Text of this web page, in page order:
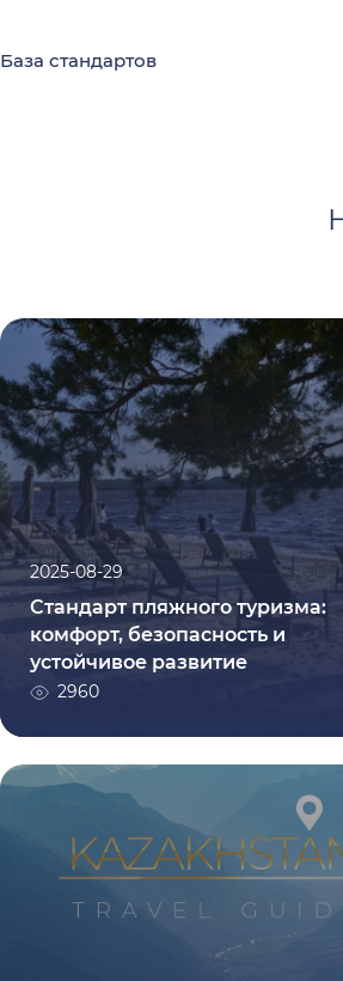
База стандартов
2025-08-29
Стандарт пляжного туризма:
комфорт, безопасность и
устойчивое развитие
2960
Стандарт пляжного
комфорт,
устойчивое
Новый
Казахстану: дестинации,
полезная